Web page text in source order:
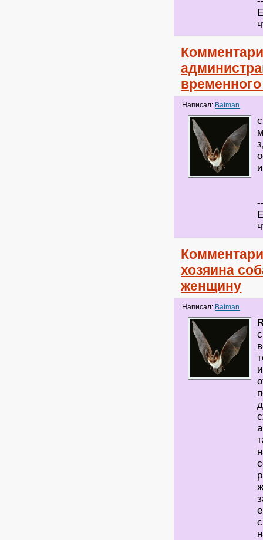
Написал: Batman
хозяина
женщину
Написал: Batman